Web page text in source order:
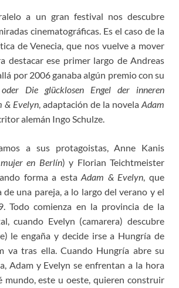
p
y
L
i
n
k
n
e
a
m
e
n
t
e
r
e
t
a un gran festival nos descubre
cinematográficas. Es el caso de la
de Venecia, que nos vuelve a mover
destacar ese primer largo de Andreas
por 2006 ganaba algún premio con su
Die glücklosen Engel der inneren
& Evelyn, adaptación de la novela Adam
alemán Ingo Schulze.
a sus protagoistas, Anne Kanis
en Berlín) y Florian Teichtmeister
forma a estaAdam & Evelyn, que
una pareja, a lo largo del verano y el
Todo comienza en la provincia de la
cuando Evelyn (camarera) descubre
le engaña y decide irse a Hungría de
va tras ella. Cuando Hungría abre su
Adam y Evelyn se enfrentan a la hora
mundo, este u oeste, quieren construir